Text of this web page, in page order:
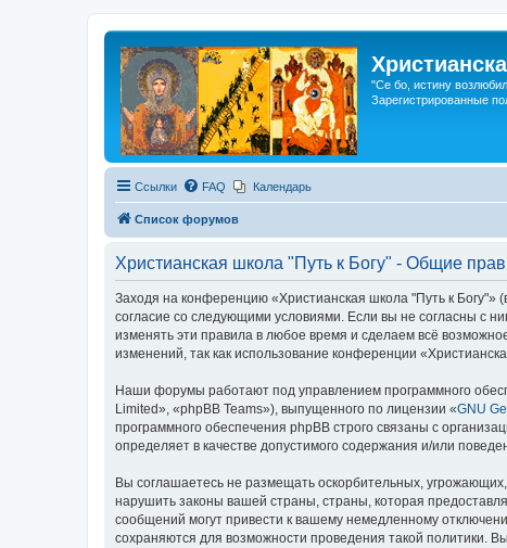
"Се бо, истину
Зарегистрированные
Ссылки FAQ Календарь
Список форумов
Христианская школа "Путь к Богу" - Общие
Заходя на конференцию «Христианская школа "Путь к
согласие со следующими условиями. Если вы не согласны с
изменять эти правила в любое время и сделаем всё
изменений, так как использование конференции
Наши форумы работают под управлением программного
Limited», «phpBB Teams»), выпущенного по лицензии «GNU
программного обеспечения phpBB строго связаны с
определяет в качестве допустимого содержания и/или
Вы соглашаетесь не размещать оскорбительных,
нарушить законы вашей страны, страны, которая
сообщений могут привести к вашему немедленному
сохраняются для возможности проведения такой политики.